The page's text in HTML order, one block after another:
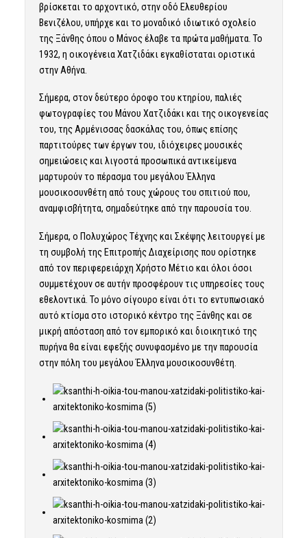
βρίσκεται το αρχοντικό, στην οδό Ελευθερίου
Βενιζέλου, υπήρχε και το μοναδικό ιδιωτικό σχολείο
της Ξάνθης όπου ο Μάνος έλαβε τα πρώτα μαθήματα. Το
1932, η οικογένεια Χατζιδάκι εγκαθίσταται οριστικά
στην Αθήνα.
Σήμερα, στον δεύτερο όροφο του κτηρίου, παλιές
φωτογραφίες του Μάνου Χατζιδάκι και της οικογενείας
του, της Αρμένισσας δασκάλας του, όπως επίσης
παρτιτούρες των έργων του, ιδιόχειρες μουσικές
σημειώσεις και λιγοστά προσωπικά αντικείμενα
μαρτυρούν το πέρασμα του μεγάλου Έλληνα
μουσικοσυνθέτη από τους χώρους του σπιτιού που,
αναμφισβήτητα, σημαδεύτηκε από την παρουσία του.
Σήμερα, ο Πολυχώρος Τέχνης και Σκέψης λειτουργεί με
τη συμβολή της Επιτροπής Διαχείρισης που ορίστηκε
από τον περιφερειάρχη Χρήστο Μέτιο και όλοι όσοι
συμμετέχουν σε αυτήν προσφέρουν τις υπηρεσίες τους
εθελοντικά. Το μόνο σίγουρο είναι ότι το εντυπωσιακό
αυτό κτίσμα στο ιστορικό κέντρο της Ξάνθης και σε
μικρή απόσταση από τον εμπορικό και διοικητικό της
πυρήνα θα είναι εφεξής συνυφασμένο με την παρουσία
στην πόλη του μεγάλου Έλληνα μουσικοσυνθέτη.